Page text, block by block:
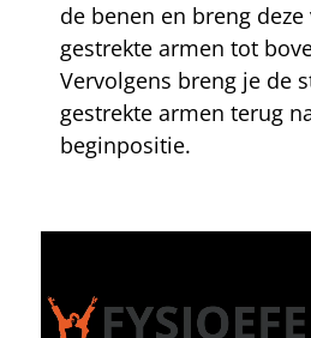
de benen en breng
gestrekte armen tot
Vervolgens breng je de
gestrekte armen terug
beginpositie.